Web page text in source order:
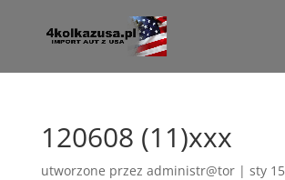
120608 (11)xxx
utworzone przez administr@tor| sty